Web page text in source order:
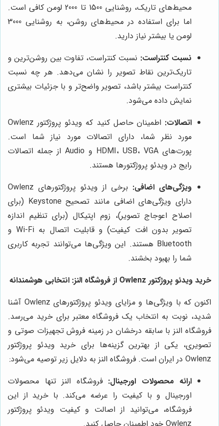
محیط‌های تاریک، روشنایی 1500 تا 2000 لومن کافی است.
اما برای استفاده در محیط‌های روشن، به روشنایی 3000
لومن یا بیشتر نیاز دارید.
نسبت کنتراست: نسبت کنتراست، تفاوت بین روشن‌ترین و
تاریک‌ترین نقاط تصویر را نشان می‌دهد. هر چه نسبت
کنتراست بیشتر باشد، تصویر واضح‌تر و با جزئیات بیشتری
نمایش داده می‌شود.
اتصالات:
اطمینان حاصل کنید که ویدئو پروژکتور Owlenz
مورد نظر شما، دارای اتصالات مورد نیاز شما است.
پورت‌های HDMI، USB، VGA و Audio از جمله اتصالات
رایج در ویدئو پروژکتورها هستند.
ویژگی‌های اضافی:
برخی از ویدئو پروژکتورهای Owlenz
دارای ویژگی‌های اضافی مانند تصحیح Keystone (برای
اصلاح اعوجاج تصویر)، زوم اپتیکال (برای تنظیم اندازه
تصویر بدون افت کیفیت) و قابلیت اتصال به Wi-Fi و
Bluetooth هستند. این ویژگی‌ها می‌توانند تجربه کاربری
شما را بهبود بخشند.
خرید ویدئو پروژکتور Owlenz از فروشگاه النز: انتخابی هوشمندانه
اکنون که با ویژگی‌ها و مزایای ویدئو پروژکتورهای Owlenz آشنا
شدید، نوبت به انتخاب یک فروشگاه معتبر برای خرید می‌رسد.
فروشگاه النز با سابقه درخشان در زمینه فروش تجهیزات صوتی و
تصویری، یکی از بهترین گزینه‌ها برای خرید ویدئو پروژکتور
Owlenz در ایران است. فروشگاه النز به دلایل زیر توصیه می‌شود:
ارائه محصولات اورجینال: فروشگاه النز تنها محصولات
اورجینال و با کیفیت را عرضه می‌کند. با خرید از این
فروشگاه، می‌توانید از اصالت و کیفیت ویدئو پروژکتور